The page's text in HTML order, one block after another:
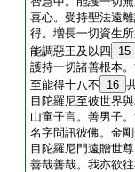
喜心。受持聖法遠
得。増長一切資生
能調惡王及以四
15
護持一切諸善根本
至能得十八不
16
目陀羅尼至彼世界
山童子言。善男子
名字問訊彼佛。金
目陀羅尼門遠贈世
善哉善哉。我亦欲